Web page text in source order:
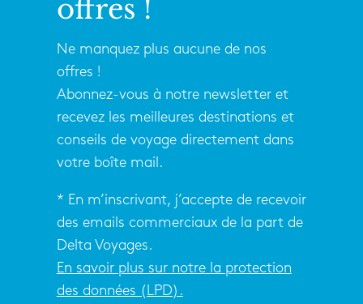
offres !
Ne manquez plus aucune de nos
offres !
Abonnez-vous à notre newsletter et
recevez les meilleures destinations et
conseils de voyage directement dans
votre boîte mail.
* En m’inscrivant, j’accepte de recevoir
des emails commerciaux de la part de
Delta Voyages.
En savoir plus sur notre la protection
des données (LPD).